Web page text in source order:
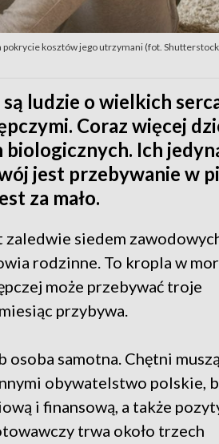
pokrycie kosztów jego utrzymani (fot.
ludzie o wielkich
Coraz więcej
biologicznych. Ich
jest przebywanie w
za mało.
siedem
rodzinne. To kropla w
może przebywać troje
przybywa.
osoba samotna. Chętni muszą
obywatelstwo polskie,
i finansową, a także
trwa około trzech